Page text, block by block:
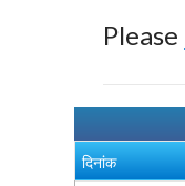
Please
दिनांक